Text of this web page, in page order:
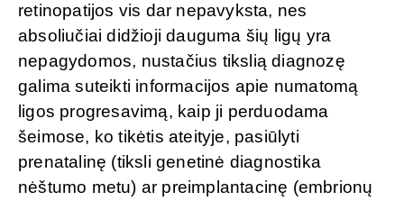
retinopatijos vis dar nepavyksta, nes
absoliučiai didžioji dauguma šių ligų yra
nepagydomos, nustačius tikslią diagnozę
galima suteikti informacijos apie numatomą
ligos progresavimą, kaip ji perduodama
šeimose, ko tikėtis ateityje, pasiūlyti
prenatalinę (tiksli genetinė diagnostika
nėštumo metu) ar preimplantacinę (embrionų